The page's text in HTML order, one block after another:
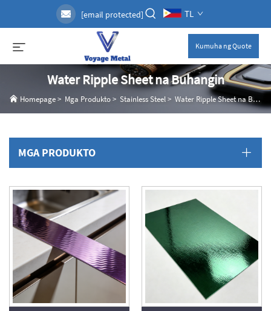
[email protected] TL
Kumuha ng Quote
Water Ripple Sheet na Buhangin
Homepage> Mga Produkto> Stainless Steel> Water Ripple Sheet na Buhangin
MGA PRODUKTO